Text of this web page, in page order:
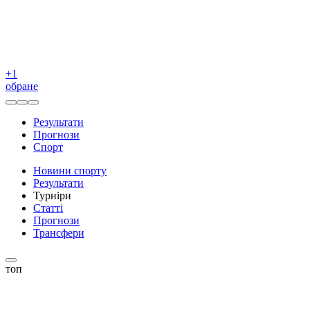
+1
обране
Результати
Прогнози
Спорт
Новини спорту
Результати
Турніри
Статті
Прогнози
Трансфери
топ